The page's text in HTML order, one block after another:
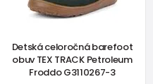
Detská celoročná barefoot
obuv TEX TRACK Petroleum
Froddo G3110267-3